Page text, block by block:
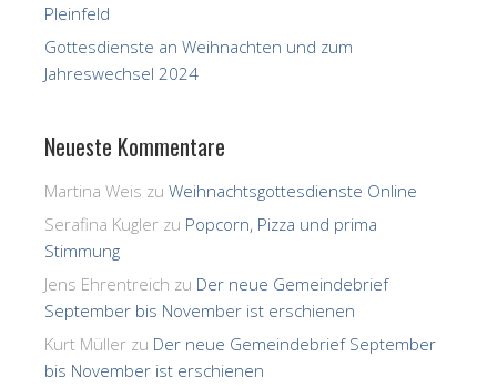
Pleinfeld
Gottesdienste an Weihnachten und zum
Jahreswechsel 2024
Neueste Kommentare
Martina Weis zu Weihnachtsgottesdienste Online
Serafina Kugler zu Popcorn, Pizza und prima
Stimmung
Jens Ehrentreich zu Der neue Gemeindebrief
September bis November ist erschienen
Kurt Müller zu Der neue Gemeindebrief September
bis November ist erschienen